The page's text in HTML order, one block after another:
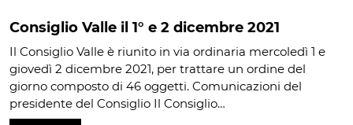
Consiglio Valle il 1° e 2 dicembre 2021
Il Consiglio Valle è riunito in via ordinaria mercoledì 1 e
giovedì 2 dicembre 2021, per trattare un ordine del
giorno composto di 46 oggetti. Comunicazioni del
presidente del Consiglio Il Consiglio…